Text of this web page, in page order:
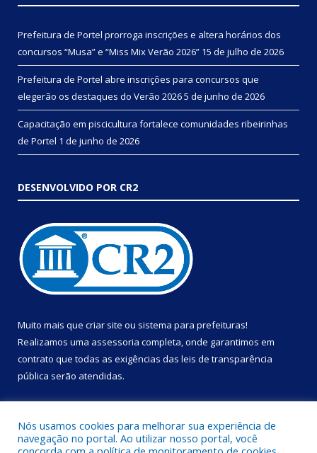
Prefeitura de Portel prorroga inscrições e altera horários dos
concursos “Musa” e “Miss Mix Verão 2026” 15 de julho de 2026
Prefeitura de Portel abre inscrições para concursos que
elegerão os destaques do Verão 20265 de junho de 2026
Capacitação em piscicultura fortalece comunidades ribeirinhas
de Portel 1 de junho de 2026
DESENVOLVIDO POR CR2
Muito mais que criar site ou sistema para prefeituras!
Realizamos uma assessoria completa, onde garantimos em
contrato que todas as exigências das leis de transparência
pública serão atendidas.
Nós usamos cookies para melhorar sua experiência de
navegação no portal. Ao utilizar nosso portal, você